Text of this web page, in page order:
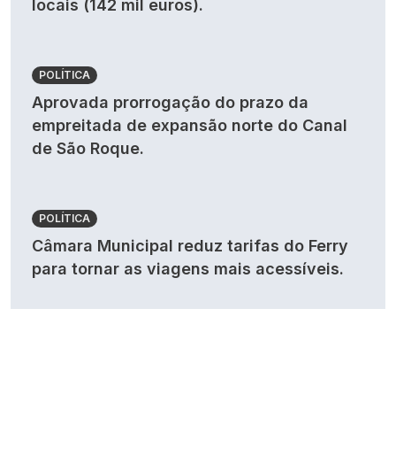
locais (142 mil euros).
POLÍTICA
Aprovada prorrogação do prazo da
empreitada de expansão norte do Canal
de São Roque.
POLÍTICA
Câmara Municipal reduz tarifas do Ferry
para tornar as viagens mais acessíveis.